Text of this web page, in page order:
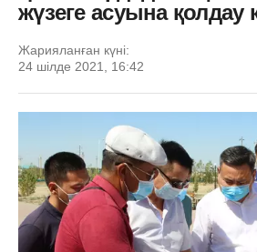
жүзеге асуына қолдау
Жарияланған күні:
24 шілде 2021, 16:42